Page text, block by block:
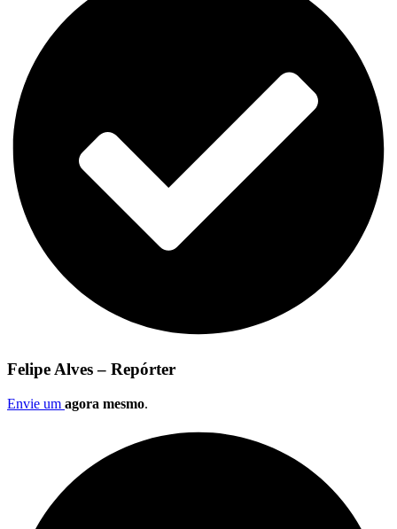
Felipe Alves – Repórter
Envie um agora mesmo.